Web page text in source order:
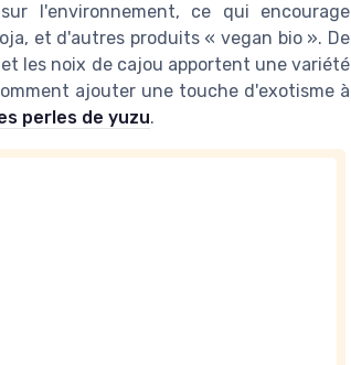
l'environnement, ce qui encourage
et d'autres produits « vegan bio ». De
les noix de cajou apportent une variété
ajouter une touche d'exotisme à
perles de yuzu.